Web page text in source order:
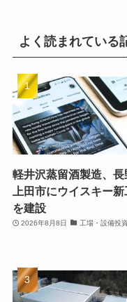
よく読まれている
軽井沢蒸留酒製造、長
上田市にウイスキー
を建設
2026年8月8日 工場・設備投